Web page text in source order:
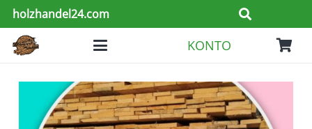
holzhandel24.com
KONTO